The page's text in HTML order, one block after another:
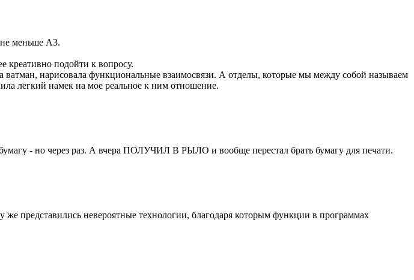
меньше А3.
креативно подойти к вопросу.
ватман, нарисовала функциональные взаимосвязи. А отделы, которые мы между собой называем
легкий намек на мое реальное к ним отношение.
- но через раз. А вчера ПОЛУЧИЛ В РЫЛО и вообще перестал брать бумагу для печати.
представились невероятные технологии, благодаря которым функции в программах